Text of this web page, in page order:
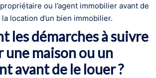
ou l’agent immobilier avant de
location d’un bien immobilier.
les démarches à suivre
maison ou un
avant de le louer ?